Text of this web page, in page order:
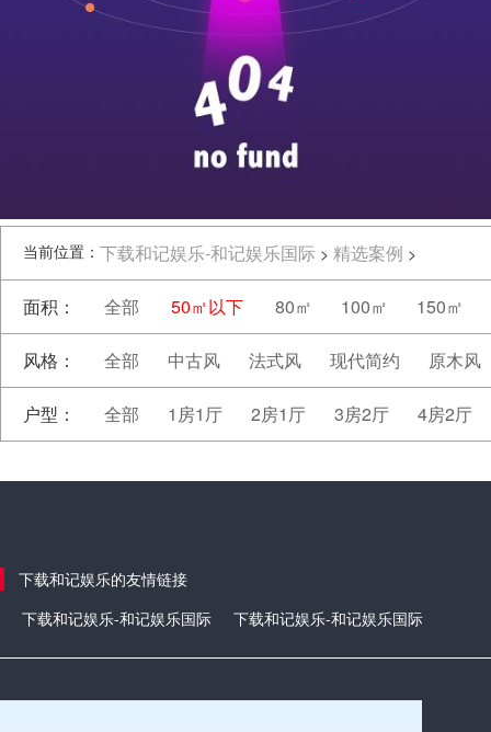
当前位置： 下载和记娱乐-和记娱乐国际 > 精选案例 >
面积： 全部 50㎡以下 80㎡ 100㎡ 150㎡
风格： 全部 中古风 法式风 现代简约 原木风
户型： 全部 1房1厅 2房1厅 3房2厅 4房2厅
下载和记娱乐的友情链接
下载和记娱乐-和记娱乐国际
下载和记娱乐-和记娱乐国际